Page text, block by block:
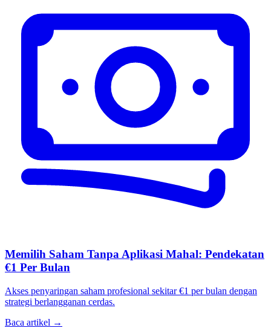
Memilih Saham Tanpa Aplikasi Mahal: Pendekatan
€1 Per Bulan
Akses penyaringan saham profesional sekitar €1 per bulan dengan
strategi berlangganan cerdas.
Baca artikel →